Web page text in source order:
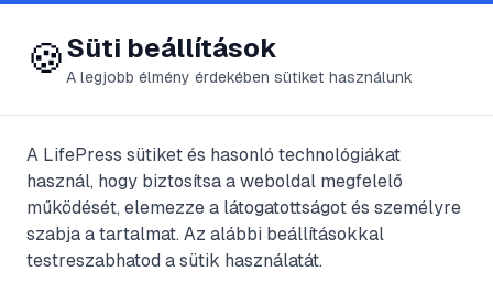
😍 LifePress
2017. július 21. ·5perc olvasás
Hideg receptek
forró nyárra
🍪Süti beállítások
A legjobb élmény érdekében sütiket használunk
A LifePress sütiket és hasonló technológiákat
használ, hogy biztosítsa a weboldal megfelelő
működését, elemezze a látogatottságot és személyre
szabja a tartalmat. Az alábbi beállításokkal
testreszabhatod a sütik használatát.